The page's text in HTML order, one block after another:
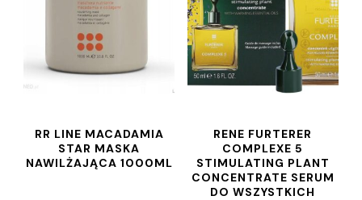
RR LINE MACADAMIA
STAR MASKA
NAWILŻAJĄCA 1000ML
RENE FURTERER
COMPLEXE 5
STIMULATING PLANT
CONCENTRATE SERUM
DO WSZYSTKICH